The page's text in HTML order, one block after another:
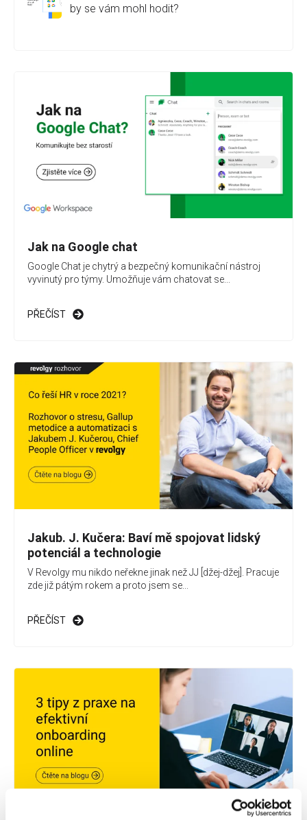
by se vám mohl hodit?
Jak na Google chat
Google Chat je chytrý a bezpečný komunikační nástroj
vyvinutý pro týmy. Umožňuje vám chatovat se...
PŘEČÍST
Jakub. J. Kučera: Baví mě spojovat lidský
potenciál a technologie
V Revolgy mu nikdo neřekne jinak než JJ [džej-džej]. Pracuje
zde již pátým rokem a proto jsem se...
PŘEČÍST